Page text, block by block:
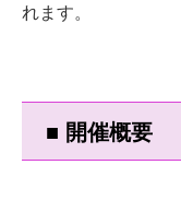
れます。
■ 開催概要